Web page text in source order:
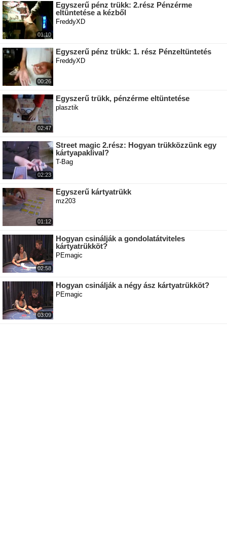
01:10
Egyszerű pénz trükk: 2.rész Pénzérme
eltüntetése a kézből
FreddyXD
00:26
Egyszerű pénz trükk: 1. rész Pénzeltüntetés
FreddyXD
02:47
Egyszerű trükk, pénzérme eltüntetése
plasztik
02:23
Street magic 2.rész: Hogyan trükközzünk egy
kártyapaklival?
T-Bag
01:12
Egyszerű kártyatrükk
mz203
02:58
Hogyan csinálják a gondolatátviteles
kártyatrükköt?
PEmagic
03:09
Hogyan csinálják a négy ász kártyatrükköt?
PEmagic